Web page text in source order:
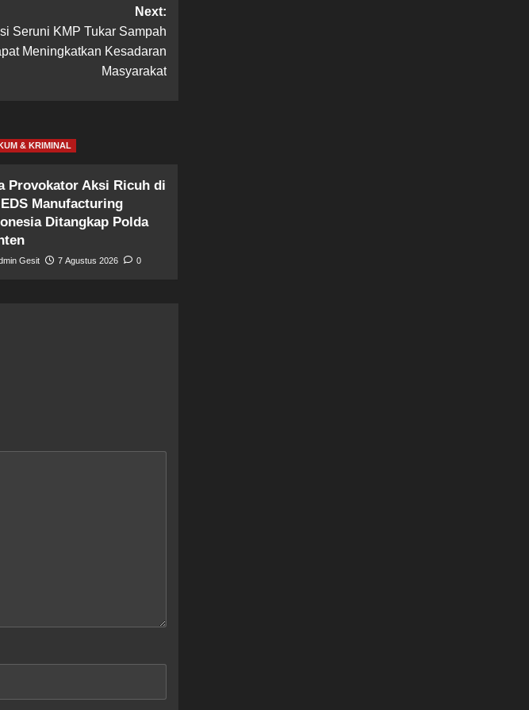
Next:
Seruni KMP Tukar Sampah
Meningkatkan Kesadaran
Masyarakat
& KRIMINAL
Provokator Aksi Ricuh di
Manufacturing
Ditangkap Polda
Gesit 7 Agustus 2026 0